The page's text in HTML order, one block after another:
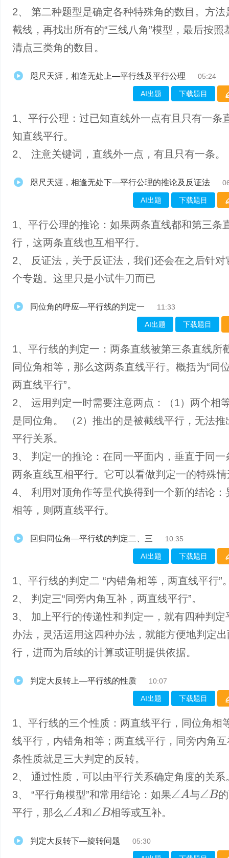
2、 第二种题型是确定各种特殊角的数目。方法
截线，再找出所有的“三线八角”模型，最后按照
清点三类角的数目。
咫尺天涯，相逢无处上—平行线及平行公理 05:24
AI出题 下载题目
1、平行公理：过已知直线外一点有且只有一条
知直线平行。
2、 注意关键词，直线外一点，有且只有一条。
咫尺天涯，相逢无处下—平行公理的推论及反证法
AI出题 下载题目
1、平行公理的推论：如果两条直线都和第三条
行，这两条直线也互相平行。
2、 反证法，关于反证法，我们还会在之后针对
个专题。这里只是小试牛刀而已
同位角的呼应—平行线的判定一 11:33
AI出题 下载题目
1、平行线的判定一：两条直线被第三条直线所
同位角相等，那么这两条直线平行。概括为“同
两直线平行”。
2、 运用判定一时需要注意两点：（1）两个相
是同位角。 （2）推出的是被截线平行，无法推
平行关系。
3、 判定一的推论：在同一平面内，垂直于同一
两条直线互相平行。它可以看做判定一的特殊
4、 利用对顶角作等量代换得到一个新的结论：
相等，则两直线平行。
回归同位角—平行线的判定二、三 10:35
AI出题 下载题目
1、平行线的判定二 “内错角相等，两直线平行”
2、 判定三“同旁内角互补，两直线平行”。
3、 加上平行的传递性和判定一，就有四种判定
办法，灵活运用这四种办法，就能方便地判定
行，进而为后续的计算或证明提供依据。
判定大反转上—平行线的性质 10:07
AI出题 下载题目
1、平行线的三个性质：两直线平行，同位角相
线平行，内错角相等；两直线平行，同旁内角
条性质就是三大判定的反转。
2、 通过性质，可以由平行关系确定角度的关系
3、 “平行角模型”和常用结论：如果 ∠A 与∠B
平行，那么 ∠A 和 ∠B 相等或互补。
判定大反转下—旋转问题 05:30